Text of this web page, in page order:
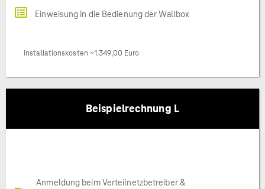
Einweisung in die Bedienung der Wallbox
Installationskosten ~1.349,00 Euro
Beispielrechnung L
Anmeldung beim Verteilnetzbetreiber &